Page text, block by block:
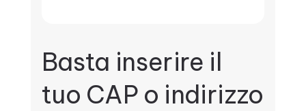
Basta inserire il
tuo CAP o indirizzo